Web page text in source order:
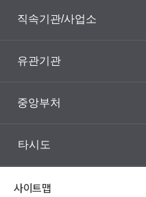
직속기관/사업소
유관기관
중앙부처
타시도
사이트맵